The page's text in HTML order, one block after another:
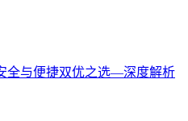
全与便捷双优之选—深度解析